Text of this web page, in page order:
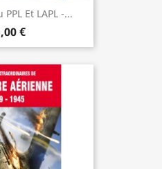
Et LAPL -...
€